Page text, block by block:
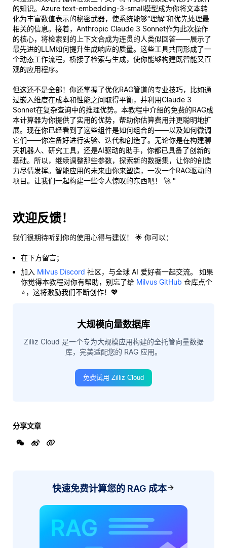
的知识。Azure text-embedding-3-small模型成为你将文本转
化为丰富数值表示的秘密武器，使系统能够“理解”和优先处理最
相关的信息。接着，Anthropic Claude 3 Sonnet作为此次操作
的核心，将检索到的上下文合成为连贯的人类似回答——展示了
最先进的LLM如何提升生成响应的质量。这些工具共同形成了一
个动态工作流程，桥接了检索与生成，使你能够构建既智能又直
观的应用程序。
但这还不是全部！你还掌握了优化RAG管道的专业技巧，比如通
过嵌入维度在成本和性能之间取得平衡，并利用Claude 3
Sonnet在复杂查询中的推理优势。本教程中介绍的免费的RAG成
本计算器为你提供了实用的优势，帮助你估算费用并更聪明地扩
展。现在你已经看到了这些组件是如何组合的——以及如何微调
它们——你准备好进行实验、迭代和创造了。无论你是在构建聊
天机器人、研究工具，还是AI驱动的助手，你都已具备了创新的
基础。所以，继续调整那些参数，探索新的数据集，让你的创造
力尽情发挥。智能应用的未来由你来塑造，一次一个RAG驱动的
项目。让我们一起构建一些令人惊叹的东西吧！ 🚀 "
欢迎反馈！
我们很期待听到你的使用心得与建议！ 🌟 你可以：
在下方留言；
加入 Milvus Discord 社区，与全球 AI 爱好者一起交流。 如果
你觉得本教程对你有帮助，别忘了给 Milvus GitHub 仓库点个
⭐，这将激励我们不断创作！💖
大规模向量数据库
Zilliz Cloud 是一个专为大规模应用构建的全托管向量数据
库，完美适配您的 RAG 应用。
免费试用 Zilliz Cloud
分享文章
快速免费计算您的 RAG 成本